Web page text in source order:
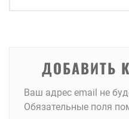
ДОБАВИТЬ
Ваш адрес email не
Обязательные поля